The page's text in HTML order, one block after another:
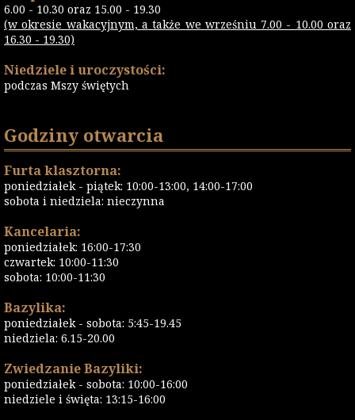
6.00 - 10.30 oraz 15.00 - 19.30
(w okresie wakacyjnym, a także we wrześniu 7.00 - 10.00 oraz
16.30 - 19.30)
Niedziele i uroczystości:
podczas Mszy świętych
Godziny otwarcia
Furta klasztorna:
poniedziałek - piątek: 10:00-13:00, 14:00-17:00
sobota i niedziela: nieczynna
Kancelaria:
poniedziałek: 16:00-17:30
czwartek: 10:00-11:30
sobota: 10:00-11:30
Bazylika:
poniedziałek - sobota: 5:45-19.45
niedziela: 6.15-20.00
Zwiedzanie Bazyliki:
poniedziałek - sobota: 10:00-16:00
niedziele i święta: 13:15-16:00